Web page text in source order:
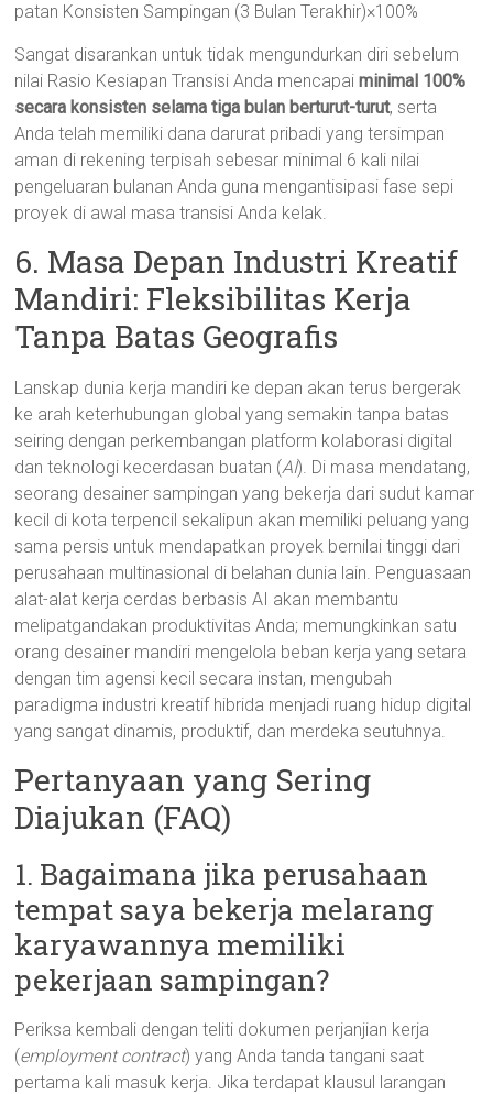
patan Konsisten Sampingan (3 Bulan Terakhir)​×100%
Sangat disarankan untuk tidak mengundurkan diri sebelum
nilai Rasio Kesiapan Transisi Anda mencapaiminimal 100%
secara konsisten selama tiga bulan berturut-turut, serta
Anda telah memiliki dana darurat pribadi yang tersimpan
aman di rekening terpisah sebesar minimal 6 kali nilai
pengeluaran bulanan Anda guna mengantisipasi fase sepi
proyek di awal masa transisi Anda kelak.
6. Masa Depan Industri Kreatif
Mandiri: Fleksibilitas Kerja
Tanpa Batas Geografis
Lanskap dunia kerja mandiri ke depan akan terus bergerak
ke arah keterhubungan global yang semakin tanpa batas
seiring dengan perkembangan platform kolaborasi digital
dan teknologi kecerdasan buatan (AI). Di masa mendatang,
seorang desainer sampingan yang bekerja dari sudut kamar
kecil di kota terpencil sekalipun akan memiliki peluang yang
sama persis untuk mendapatkan proyek bernilai tinggi dari
perusahaan multinasional di belahan dunia lain. Penguasaan
alat-alat kerja cerdas berbasis AI akan membantu
melipatgandakan produktivitas Anda; memungkinkan satu
orang desainer mandiri mengelola beban kerja yang setara
dengan tim agensi kecil secara instan, mengubah
paradigma industri kreatif hibrida menjadi ruang hidup digital
yang sangat dinamis, produktif, dan merdeka seutuhnya.
Pertanyaan yang Sering
Diajukan (FAQ)
1. Bagaimana jika perusahaan
tempat saya bekerja melarang
karyawannya memiliki
pekerjaan sampingan?
Periksa kembali dengan teliti dokumen perjanjian kerja
(employment contract) yang Anda tanda tangani saat
pertama kali masuk kerja. Jika terdapat klausul larangan